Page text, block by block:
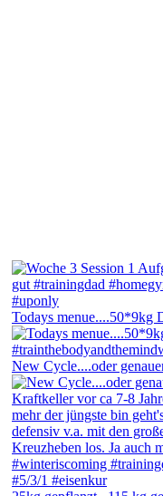
Todays menue....50*9kg
New Cycle....oder